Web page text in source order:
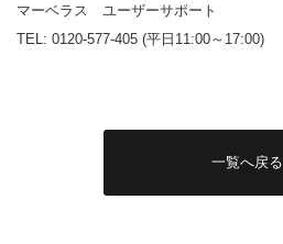
マーベラス ユーザーサポート
TEL: 0120-577-405 (平日11:00～17:00)
一覧へ戻る